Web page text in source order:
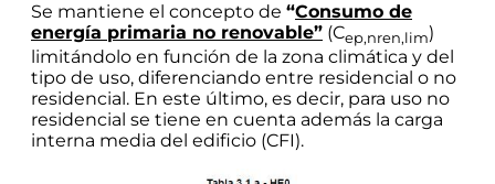
Se mantiene el concepto de “Consumo de
energía primaria no renovable” (Cep,nren,lim)
limitándolo en función de la zona climática y del
tipo de uso, diferenciando entre residencial o no
residencial. En este último, es decir, para uso no
residencial se tiene en cuenta además la carga
interna media del edificio (CFI).